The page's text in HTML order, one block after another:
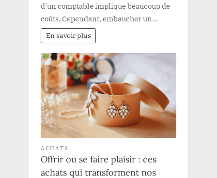
d’un comptable implique beaucoup de
coûts. Cependant, embaucher un…
En savoir plus
ACHATS
Offrir ou se faire plaisir : ces
achats qui transforment nos